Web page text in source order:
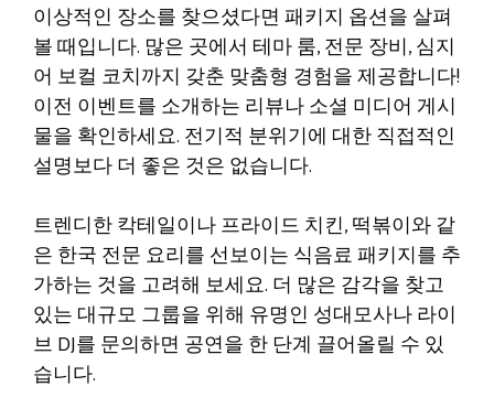
이상적인 장소를 찾으셨다면 패키지 옵션을 살펴
볼 때입니다. 많은 곳에서 테마 룸, 전문 장비, 심지
어 보컬 코치까지 갖춘 맞춤형 경험을 제공합니다!
이전 이벤트를 소개하는 리뷰나 소셜 미디어 게시
물을 확인하세요. 전기적 분위기에 대한 직접적인
설명보다 더 좋은 것은 없습니다.
트렌디한 칵테일이나 프라이드 치킨, 떡볶이와 같
은 한국 전문 요리를 선보이는 식음료 패키지를 추
가하는 것을 고려해 보세요. 더 많은 감각을 찾고
있는 대규모 그룹을 위해 유명인 성대모사나 라이
브 DJ를 문의하면 공연을 한 단계 끌어올릴 수 있
습니다.